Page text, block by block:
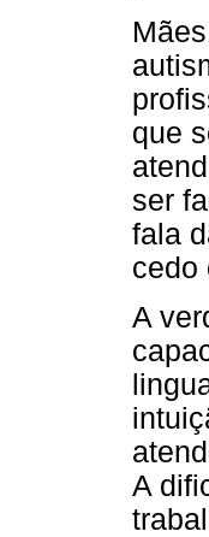
que
ser
fala
cedo
A
A